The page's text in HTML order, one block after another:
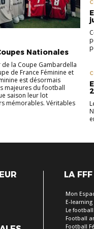
Nationales
la Coupe Gambardella
de France Féminine et
est désormais
majeures du football
saison leur lot
mémorables. Véritables
LA FFF
Mon
E-learning
Le
Football
Football